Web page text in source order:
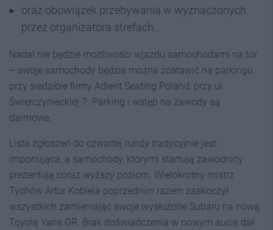
oraz obowiązek przebywania w wyznaczonych
przez organizatora strefach.
Nadal nie będzie możliwości wjazdu samochodami na tor
­– swoje samochody będzie można zostawić na parkingu
przy siedzibie firmy Adient Seating Poland, przy ul.
Świerczynieckiej 7. Parking i wstęp na zawody są
darmowe.
Lista zgłoszeń do czwartej rundy tradycyjnie jest
imponująca, a samochody, którymi startują zawodnicy
prezentują coraz wyższy poziom. Wielokrotny mistrz
Tychów Artur Kobiela poprzednim razem zaskoczył
wszystkich zamieniając swoje wysłużone Subaru na nową
Toyotę Yaris GR. Brak doświadczenia w nowym aucie dał